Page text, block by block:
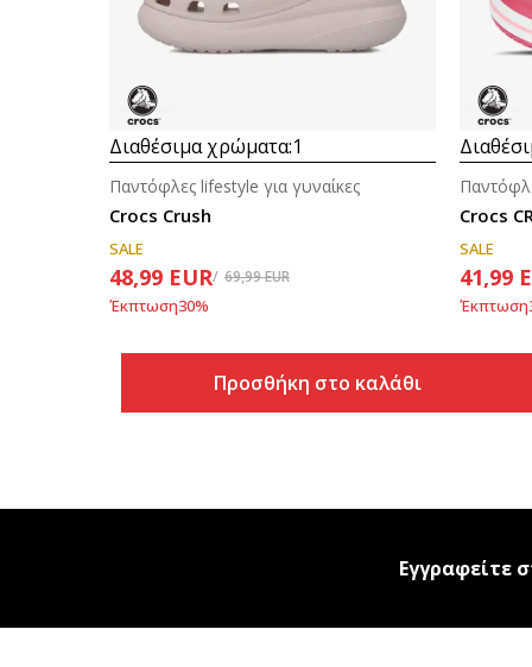
Διαθέσιμα χρώματα:1
Crocs Crush
Παντόφλες lifestyle για γυναίκες
SALE
48,99 EUR 69,99EUR
Έκπτωση30%
Προσθήκη στο καλάθι
Crocs
SALE
41,99
Έκπτωση
Εγγραφείτε